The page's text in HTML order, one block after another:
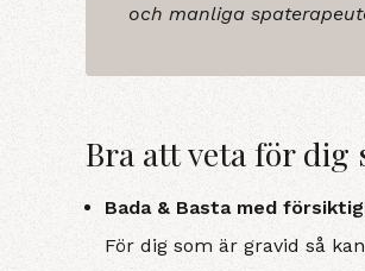
och manliga
Bra att veta för dig
Bada & Basta med
För dig som är gravid så